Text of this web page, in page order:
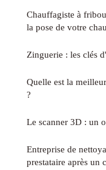
Chauffagiste à
la pose de votre
Zinguerie : les clés
Quelle est la
?
Le scanner 3D : un
Entreprise de
prestataire après un